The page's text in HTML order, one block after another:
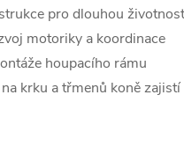
pro dlouhou životnost
motoriky a koordinace
houpacího rámu
krku a třmenů koně